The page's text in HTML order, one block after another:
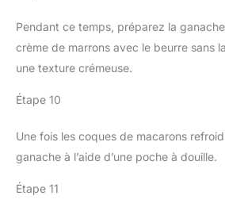
Pendant ce temps, préparez la
crème de marrons avec le beurre sans
une texture crémeuse.
Étape 10
Une fois les coques de macarons
ganache à l’aide d’une poche à douille.
Étape 11